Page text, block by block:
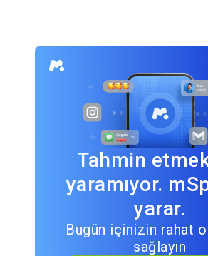
Tahmin
yaramıyor.
yarar.
Bugün içinizin rahat
sağlayın